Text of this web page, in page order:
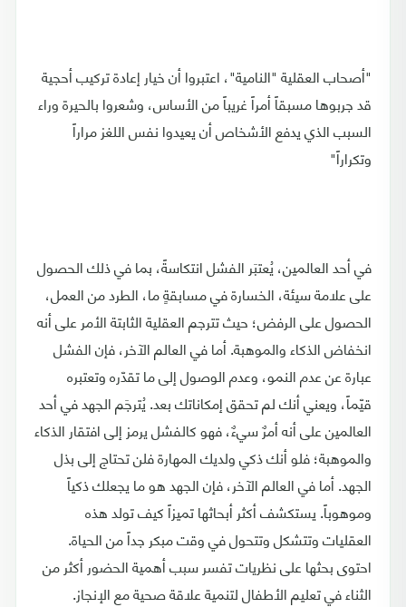
"أصحاب العقلية "النامية"، اعتبروا أن خيار إعادة تركيب أحجية
قد جربوها مسبقاً أمراً غريباً من الأساس، وشعروا بالحيرة وراء
السبب الذي يدفع الأشخاص أن يعيدوا نفس اللغز مراراً
وتكراراً"
في أحد العالمين، يُعتبَر الفشل انتكاسةً، بما في ذلك الحصول
على علامة سيئة، الخسارة في مسابقةٍ ما، الطرد من العمل،
الحصول على الرفض؛ حيث تترجم العقلية الثابتة الأمر على أنه
انخفاض الذكاء والموهبة. أما في العالم الآخر، فإن الفشل
عبارة عن عدم النمو، وعدم الوصول إلى ما تقدّره وتعتبره
قيّماً، ويعني أنك لم تحقق إمكاناتك بعد. يُترجَم الجهد في أحد
العالمين على أنه أمرٌ سيءٌ، فهو كالفشل يرمز إلى افتقار الذكاء
والموهبة؛ فلو أنك ذكي ولديك المهارة فلن تحتاج إلى بذل
الجهد. أما في العالم الآخر، فإن الجهد هو ما يجعلك ذكياً
وموهوباً. يستكشف أكثر أبحاثها تميزاً كيف تولد هذه
العقليات وتتشكل وتتحول في وقت مبكر جداً من الحياة.
احتوى بحثها على نظريات تفسر سبب أهمية الحضور أكثر من
الثناء في تعليم الأطفال لتنمية علاقة صحية مع الإنجاز.